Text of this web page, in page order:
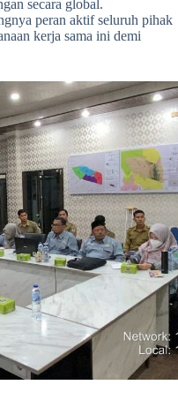
secara global.
peran aktif seluruh pihak
kerja sama ini demi